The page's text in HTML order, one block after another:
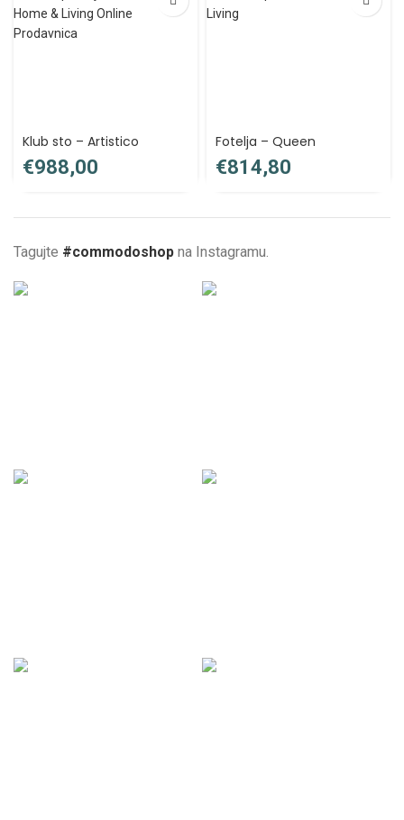
Klub sto – Artistico
€
Fotelja – Queen
€
Tagujte #commodoshop na Instagramu.